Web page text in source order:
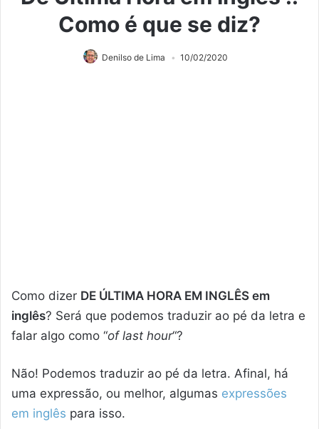
Como é que se diz?
Denilso de Lima 10/02/2020
Como dizer DE ÚLTIMA HORA EM INGLÊS em
inglês? Será que podemos traduzir ao pé da letra e
falar algo como “of last hour“?
Não! Podemos traduzir ao pé da letra. Afinal, há
uma expressão, ou melhor, algumas expressões
em inglês para isso.